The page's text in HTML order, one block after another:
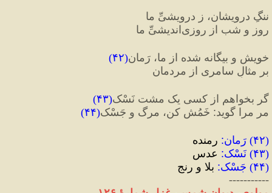
ننگِ درویشان، ز درویشیِّ ما
روز و شب از روزی‌اندیشیِّ ما
خویش و بیگانه شده از ما، رَمان(۴۲)
بر مثالِ سامری از مردمان‌‌
گر بخواهم از کسی یک مشت نَسْک(۴۳)
مر مرا گوید: خَمُش کن، مرگ و جَسْک‌‌(۴۴)
(۴۲) رَمان: رمنده
(۴۳) نَسْک: عدس
(۴۴) جَسْک‌‌: بلا و رنج
-----------